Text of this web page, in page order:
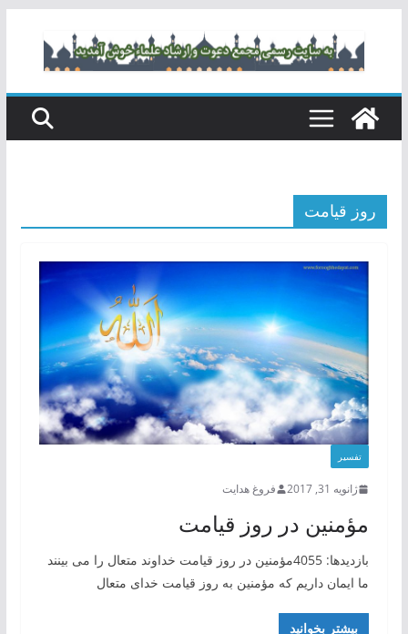
روز قیامت
تفسیر
ژانویه 31, 2017 فروغ هدایت
مؤمنین در روز قیامت
بازدیدها: 4055مؤمنین در روز قیامت خداوند متعال را می بینند
ما ایمان داریم که مؤمنین به روز قیامت خدای متعال
بیشتر بخوانید